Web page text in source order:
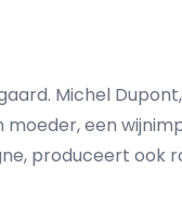
Michel
moeder, een
produceert ook